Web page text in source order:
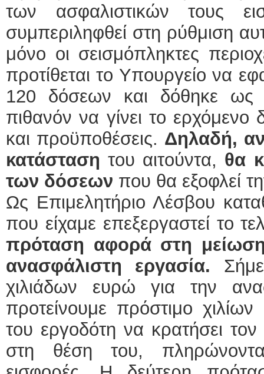
των ασφαλιστικών τους
συμπεριληφθεί στη ρύθμιση
μόνο οι σεισμόπληκτες
προτίθεται το Υπουργείο να
120 δόσεων και δόθηκε ως
πιθανόν να γίνει το
και προϋποθέσεις. Δηλαδή,
κατάσταση του αιτούντα, θα
των δόσεων που θα εξοφλεί
Ως Επιμελητήριο Λέσβου
που είχαμε επεξεργαστεί το
πρόταση αφορά στη
ανασφάλιστη εργασία.
χιλιάδων ευρώ για την
προτείνουμε πρόστιμο
του εργοδότη να κρατήσει
στη θέση του,